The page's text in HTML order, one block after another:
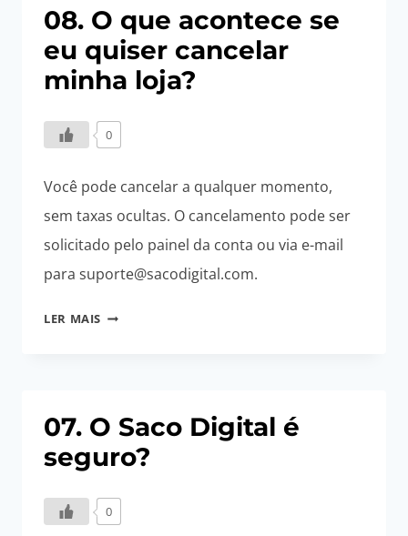
TREINAMENTO?
08. O que acontece se
eu quiser cancelar
minha loja?
0
Você pode cancelar a qualquer momento,
sem taxas ocultas. O cancelamento pode ser
solicitado pelo painel da conta ou via e-mail
para suporte@sacodigital.com.
LER MAIS 08.
EU
QUISER
CANCELAR
MINHA
LOJA?
07. O Saco Digital é
seguro?
0